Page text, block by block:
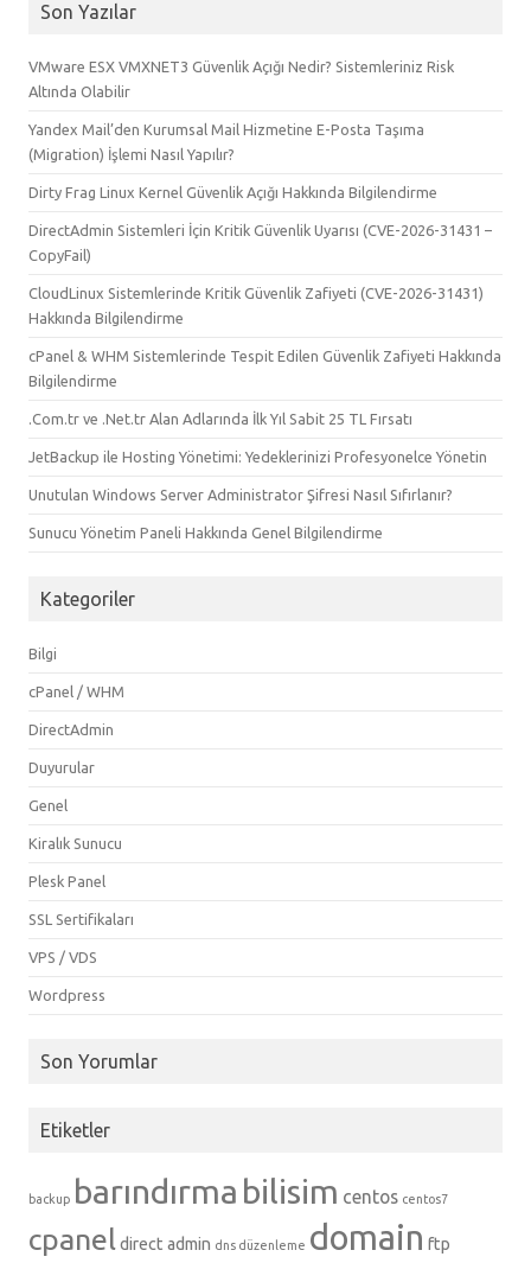
Son Yazılar
VMware ESX VMXNET3 Güvenlik Açığı Nedir? Sistemleriniz Risk
Altında Olabilir
Yandex Mail’den Kurumsal Mail Hizmetine E-Posta Taşıma
(Migration) İşlemi Nasıl Yapılır?
Dirty Frag Linux Kernel Güvenlik Açığı Hakkında Bilgilendirme
DirectAdmin Sistemleri İçin Kritik Güvenlik Uyarısı (CVE-2026-31431 –
CopyFail)
CloudLinux Sistemlerinde Kritik Güvenlik Zafiyeti (CVE-2026-31431)
Hakkında Bilgilendirme
cPanel & WHM Sistemlerinde Tespit Edilen Güvenlik Zafiyeti Hakkında
Bilgilendirme
.Com.tr ve .Net.tr Alan Adlarında İlk Yıl Sabit 25 TL Fırsatı
JetBackup ile Hosting Yönetimi: Yedeklerinizi Profesyonelce Yönetin
Unutulan Windows Server Administrator Şifresi Nasıl Sıfırlanır?
Sunucu Yönetim Paneli Hakkında Genel Bilgilendirme
Kategoriler
Bilgi
cPanel / WHM
DirectAdmin
Duyurular
Genel
Kiralık Sunucu
Plesk Panel
SSL Sertifikaları
VPS / VDS
Wordpress
Son Yorumlar
Etiketler
backup barındırma bilisim centos centos7
cpaneldirect admin dns düzenleme domain ftp